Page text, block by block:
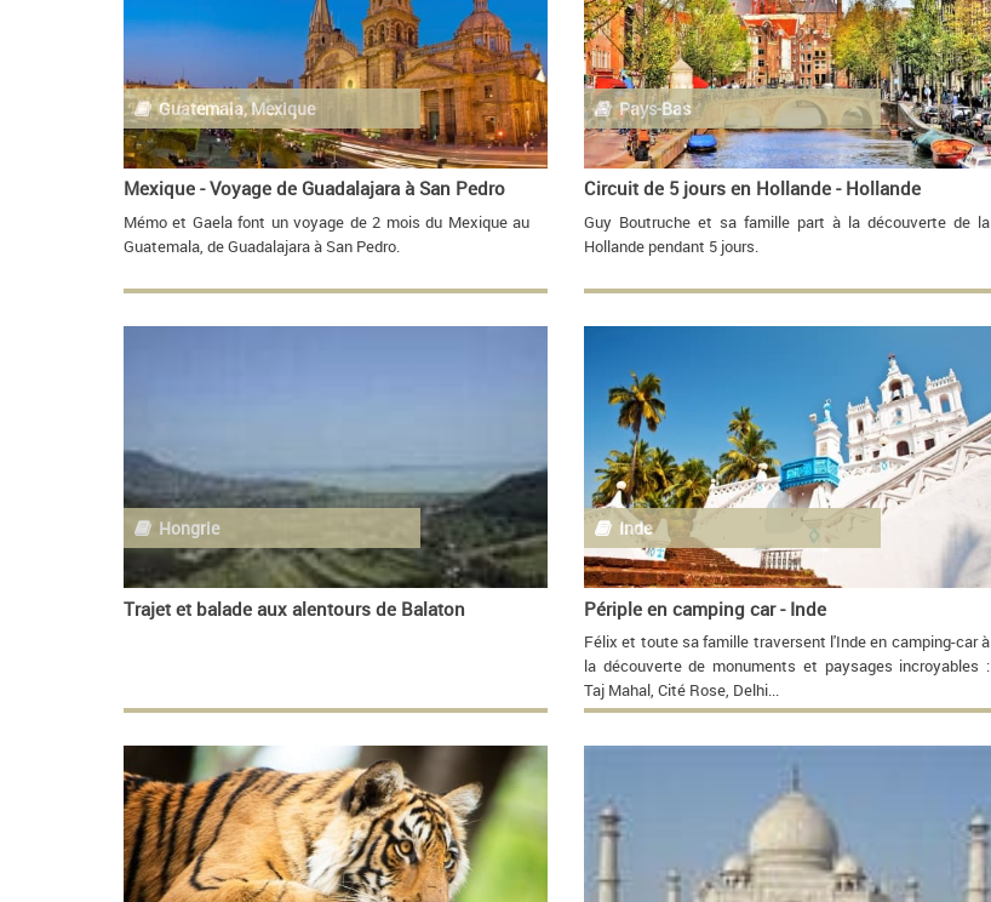
Guatemala, Mexique
Mexique - Voyage de Guadalajara à San Pedro
Mémo et Gaela font un voyage de 2 mois du Mexique au
Guatemala, de Guadalajara à San Pedro.
Pays-Bas
Circuit de 5 jours en Hollande - Hollande
Guy Boutruche et sa famille part à la découverte de la
Hollande pendant 5 jours.
Hongrie
Trajet et balade aux alentours de Balaton
Inde
Périple en camping car - Inde
Félix et toute sa famille traversent l'Inde en camping-car à
la découverte de monuments et paysages incroyables :
Taj Mahal, Cité Rose, Delhi...